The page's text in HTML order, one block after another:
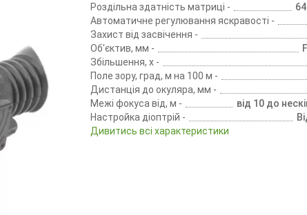
Роздільна здатність матриці -
Автоматичне регулювання яскравості -
Захист від засвічення -
Об'єктив, мм -
Збільшення, х -
Поле зору, град, м на 100 м -
Дистанція до окуляра, мм -
Межі фокуса від, м -
від 10 до
Настройка діоптрій -
Дивитись всі характеристики